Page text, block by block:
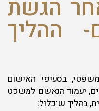
הגשת
ההליך
בסעיפי האישום
יעמוד הנאשם למשפט
בהליך שיכלול: